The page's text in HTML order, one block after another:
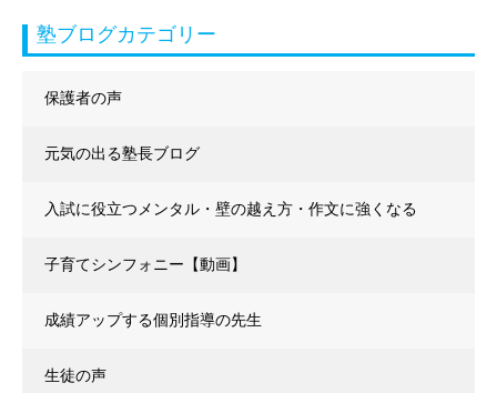
塾ブログカテゴリー
保護者の声
元気の出る塾長ブログ
入試に役立つメンタル・壁の越え方・作文に強くなる
子育てシンフォニー【動画】
成績アップする個別指導の先生
生徒の声